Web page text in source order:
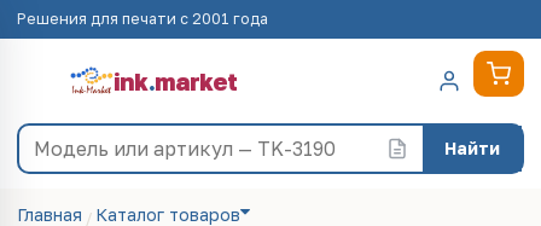
Решения для печати с 2001 года
ink.market
Найти
Главная
Каталог товаров